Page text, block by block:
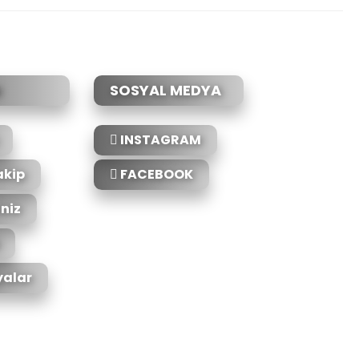
SOSYAL MEDYA
INSTAGRAM
FACEBOOK